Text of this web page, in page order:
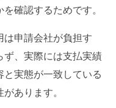
確認するためです。
は申請会社が負担す
ず、実際には支払実績
実態が一致している
あります。